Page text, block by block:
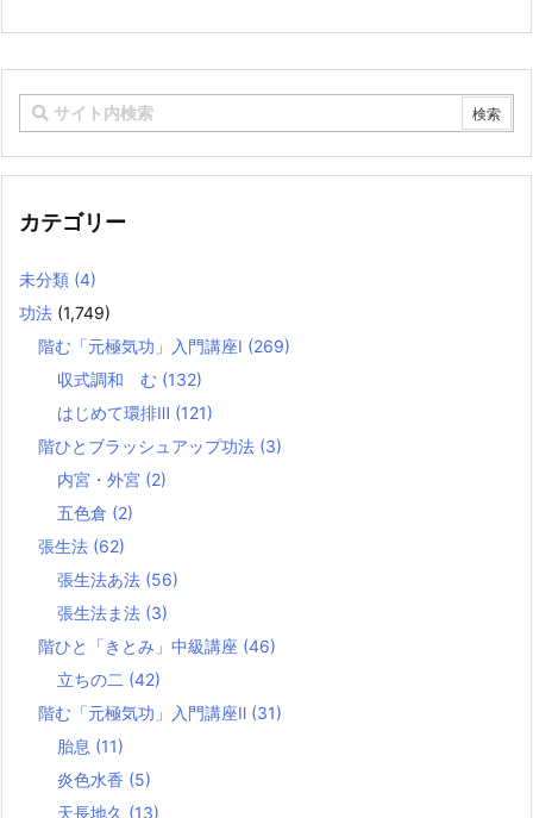
カテゴリー
未分類 (4)
功法 (1,749)
階む「元極気功」入門講座Ⅰ (269)
収式調和 む (132)
はじめて環排Ⅲ (121)
階ひとブラッシュアップ功法 (3)
内宮・外宮 (2)
五色倉 (2)
張生法 (62)
張生法あ法 (56)
張生法ま法 (3)
階ひと「きとみ」中級講座 (46)
立ちの二 (42)
階む「元極気功」入門講座Ⅱ (31)
胎息 (11)
炎色水香 (5)
天長地久 (13)